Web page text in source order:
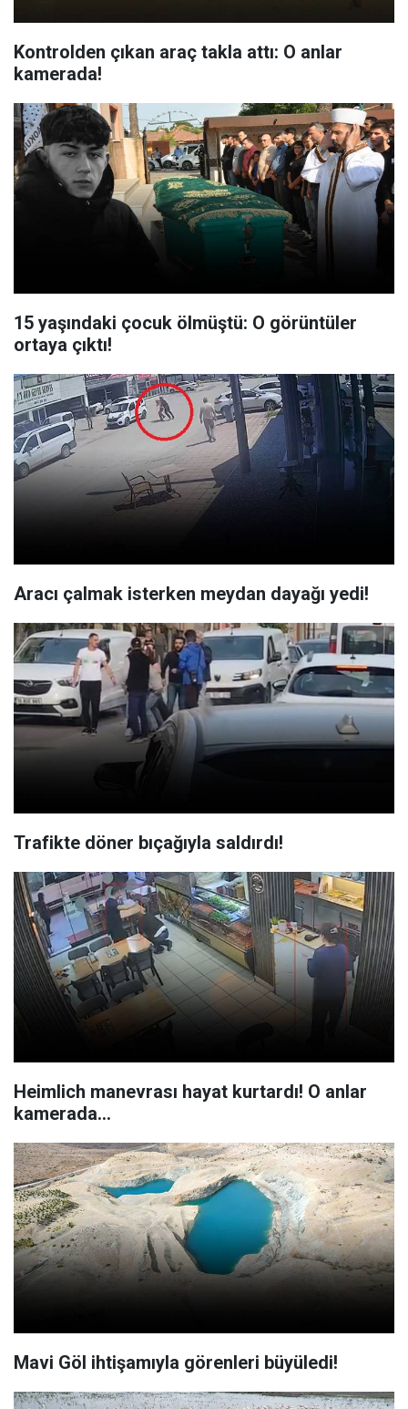
Kontrolden çıkan araç takla attı: O anlar
kamerada!
15 yaşındaki çocuk ölmüştü: O görüntüler
ortaya çıktı!
Aracı çalmak isterken meydan dayağı yedi!
Trafikte döner bıçağıyla saldırdı!
Heimlich manevrası hayat kurtardı! O anlar
kamerada...
Mavi Göl ihtişamıyla görenleri büyüledi!